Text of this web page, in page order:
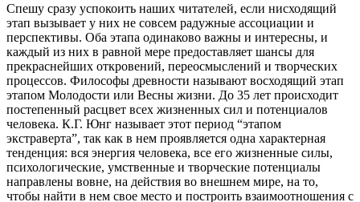
Спешу сразу успокоить наших читателей, если нисходящий
этап вызывает у них не совсем радужные ассоциации и
перспективы. Оба этапа одинаково важны и интересны, и
каждый из них в равной мере предоставляет шансы для
прекраснейших откровений, переосмыслений и творческих
процессов. Философы древности называют восходящий этап
этапом Молодости или Весны жизни. До 35 лет происходит
постепенный расцвет всех жизненных сил и потенциалов
человека. К.Г. Юнг называет этот период “этапом
экстраверта”, так как в нем проявляется одна характерная
тенденция: вся энергия человека, все его жизненные силы,
психологические, умственные и творческие потенциалы
направлены вовне, на действия во внешнем мире, на то,
чтобы найти в нем свое место и построить взаимоотношения с